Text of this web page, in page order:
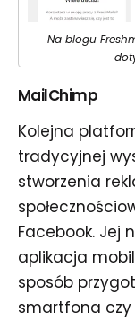
Na blogu
MailChimp
Kolejna
tradycyjnej
stworzenia
Facebook. Jej
aplikacja
sposób
smartfona czy